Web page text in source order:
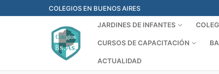
al
COLEGIOS EN BUENOS AIRES
JARDINES DE INFANTES
CURSOS DE CAPACITACIÓN
ACTUALIDAD